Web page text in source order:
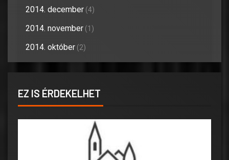
2014. december (4)
2014. november (1)
2014. október (2)
EZ IS ÉRDEKELHET